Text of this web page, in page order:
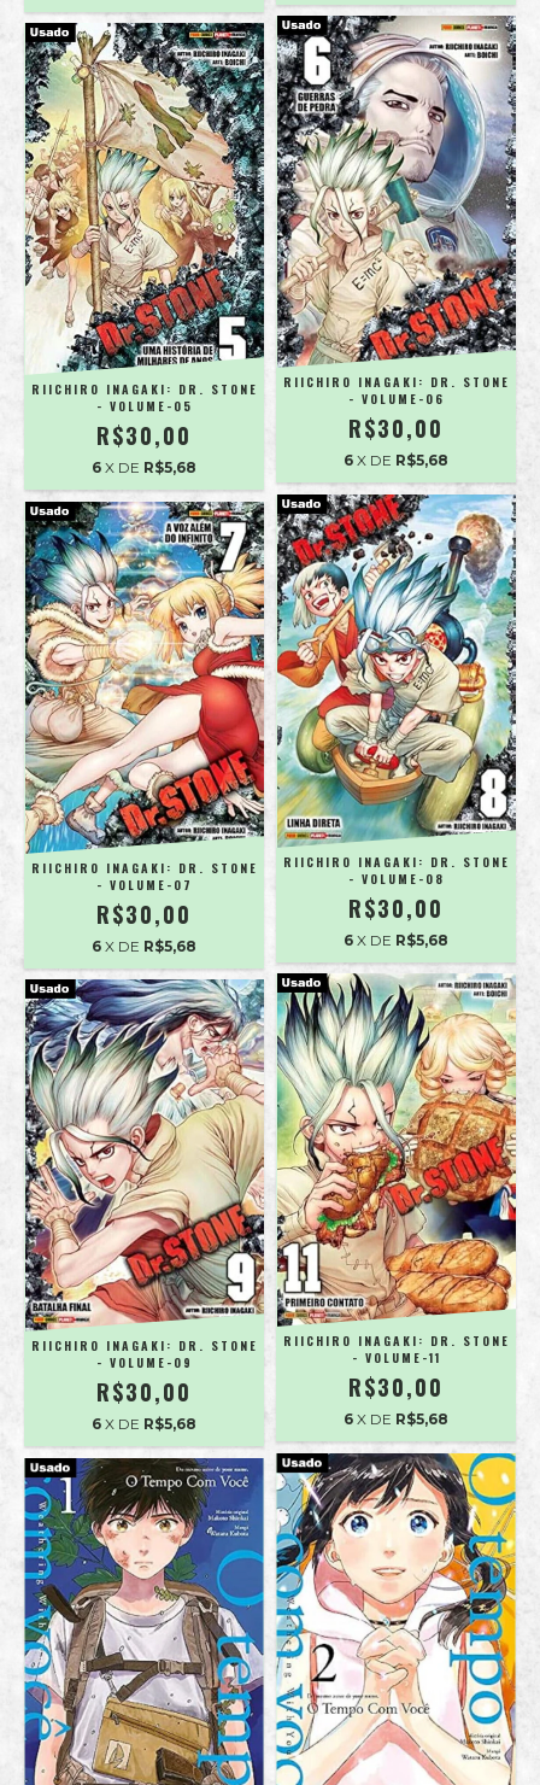
RIICHIRO INAGAKI: DR. STONE
- VOLUME-05
R$30,00
6 X DE R$5,68
RIICHIRO INAGAKI: DR. STONE
- VOLUME-06
R$30,00
6 X DE R$5,68
RIICHIRO INAGAKI: DR. STONE
- VOLUME-07
R$30,00
6 X DE R$5,68
RIICHIRO INAGAKI: DR. STONE
- VOLUME-08
R$30,00
6 X DE R$5,68
RIICHIRO INAGAKI: DR. STONE
- VOLUME-09
R$30,00
6 X DE R$5,68
RIICHIRO INAGAKI: DR. STONE
- VOLUME-11
R$30,00
6 X DE R$5,68